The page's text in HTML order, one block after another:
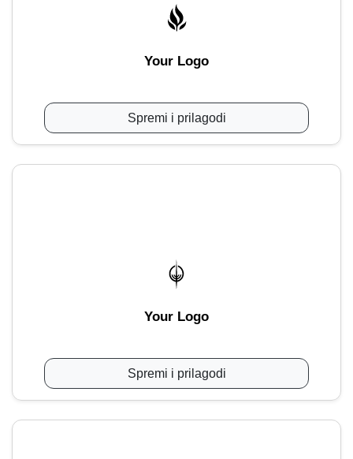
Your Logo
Spremi i prilagodi
Your Logo
Spremi i prilagodi